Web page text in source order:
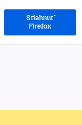
Stiahnuť
Firefox